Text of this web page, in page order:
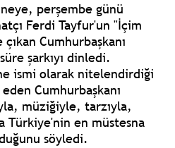
perşembe günü
Ferdi Tayfur'un "İçim
çıkan Cumhurbaşkanı
şarkıyı dinledi.
ismi olarak nitelendirdiği
Cumhurbaşkanı
müziğiyle, tarzıyla,
Türkiye'nin en müstesna
söyledi.